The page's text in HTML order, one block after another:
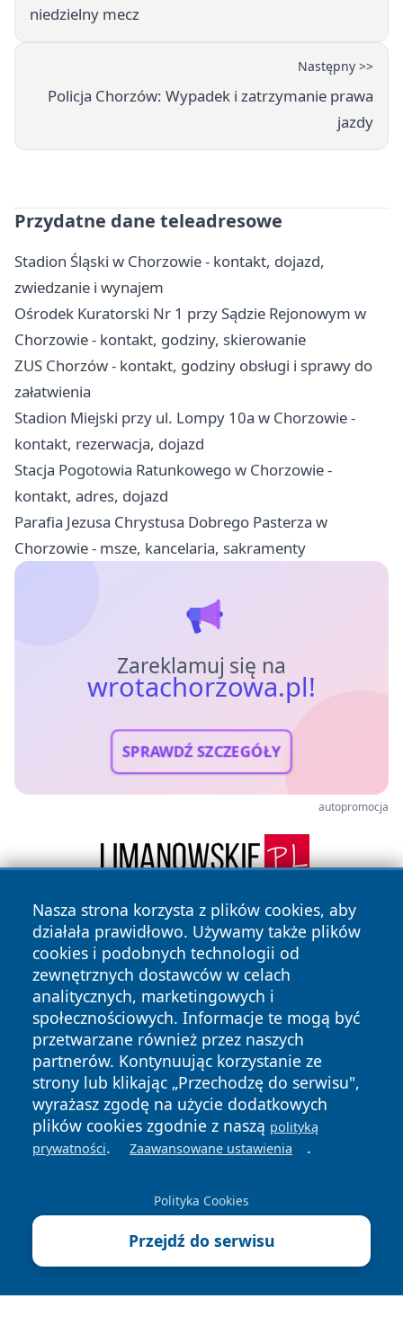
niedzielny mecz
Następny >>
Policja Chorzów: Wypadek i zatrzymanie prawa
jazdy
Przydatne dane teleadresowe
Stadion Śląski w Chorzowie - kontakt, dojazd,
zwiedzanie i wynajem
Ośrodek Kuratorski Nr 1 przy Sądzie Rejonowym w
Chorzowie - kontakt, godziny, skierowanie
ZUS Chorzów - kontakt, godziny obsługi i sprawy do
załatwienia
Stadion Miejski przy ul. Lompy 10a w Chorzowie -
kontakt, rezerwacja, dojazd
Stacja Pogotowia Ratunkowego w Chorzowie -
kontakt, adres, dojazd
Parafia Jezusa Chrystusa Dobrego Pasterza w
Chorzowie - msze, kancelaria, sakramenty
Zareklamuj się na
wrotachorzowa.pl!
SPRAWDŹ SZCZEGÓŁY
autopromocja
Nasza strona korzysta z plików cookies, aby
działała prawidłowo. Używamy także plików
cookies i podobnych technologii od
zewnętrznych dostawców w celach
analitycznych, marketingowych i
społecznościowych. Informacje te mogą być
przetwarzane również przez naszych
partnerów. Kontynuując korzystanie ze
strony lub klikając „Przechodzę do serwisu",
wyrażasz zgodę na użycie dodatkowych
plików cookies zgodnie z naszą polityką
prywatności. Zaawansowane ustawienia .
Polityka Cookies
Przejdź do serwisu
Copyright © 2026 wrotachorzowa.pl Wszystkie prawa
zastrzeżone.
News Autorzy
Polityka
Prywatności
Polityka
Cookies